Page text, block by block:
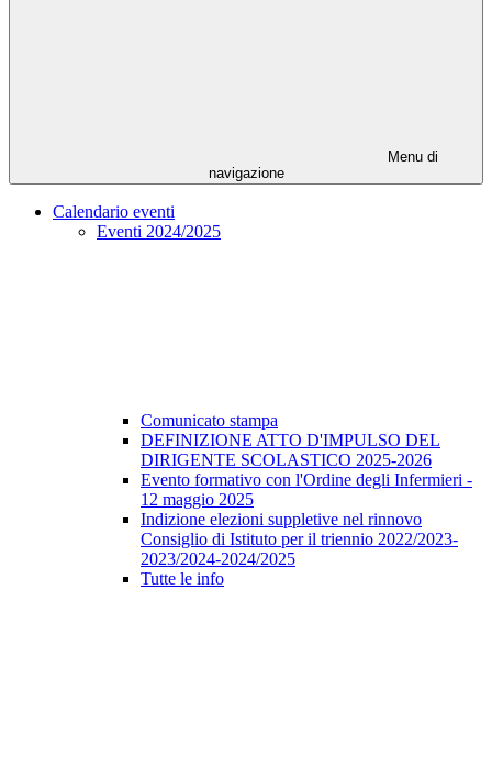
Menu di
navigazione
Calendario eventi
Eventi 2024/2025
Comunicato stampa
DEFINIZIONE ATTO D'IMPULSO DEL
DIRIGENTE SCOLASTICO 2025-2026
Evento formativo con l'Ordine degli Infermieri -
12 maggio 2025
Indizione elezioni suppletive nel rinnovo
Consiglio di Istituto per il triennio 2022/2023-
2023/2024-2024/2025
Tutte le info